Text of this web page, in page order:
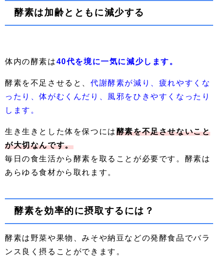
酵素は加齢とともに減少する
体内の酵素は40代を境に一気に減少します。
酵素を不足させると、 代謝酵素が減り、疲れやすくな
ったり、体がむくんだり、風邪をひきやすくなったり
します。
生き生きとした体を保つには酵素を不足させないこと
が大切なんです。
毎日の食生活から酵素を取ることが必要です。酵素は
あらゆる食材から取れます。
酵素を効率的に摂取するには？
酵素は野菜や果物、みそや納豆などの発酵食品でバラ
ンス良く摂ることができます。